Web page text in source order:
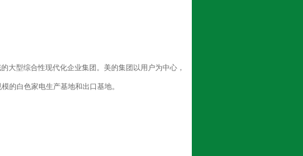
大型综合性现代化企业集团。美的集团以用户为中心，
的白色家电生产基地和出口基地。